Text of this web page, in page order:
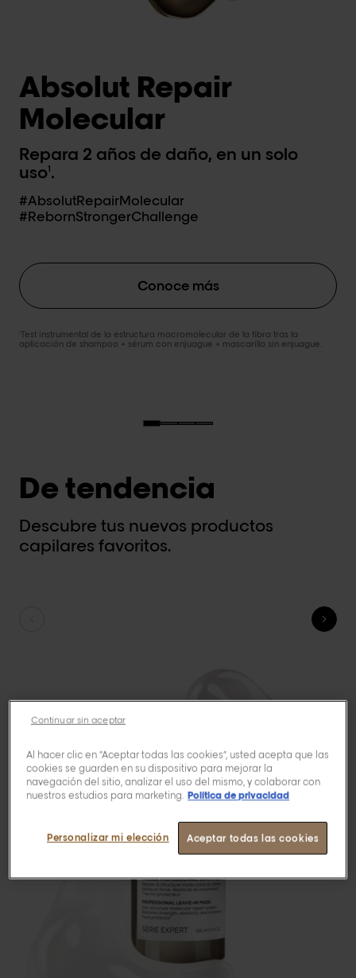
Absolut Repair
Molecular
Repara 2 años de daño, en un solo
uso1.
#AbsolutRepairMolecular
#RebornStrongerChallenge
Conoce más
Test instrumental de la estructura macromolecular de la fibra tras la
aplicación de shampoo + sérum con enjuague + mascarilla sin enjuague.
De tendencia
Descubre tus nuevos productos
capilares favoritos.
Al hacer clic en “Aceptar todas las cookies”, usted acepta que las
cookies se guarden en su dispositivo para mejorar la
navegación del sitio, analizar el uso del mismo, y colaborar con
nuestros estudios para marketing. Política de privacidad
Aceptar todas las cookies
Personalizar mi elección
Continuar sin aceptar